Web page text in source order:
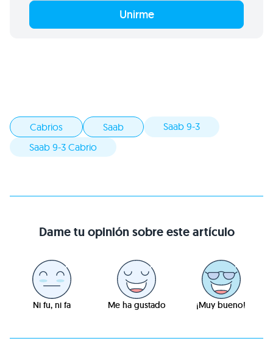
Unirme
Cabrios Saab
Saab 9-3
Saab 9-3 Cabrio
Dame tu opinión sobre este artículo
Ni fu, ni fa Me ha gustado ¡Muy bueno!